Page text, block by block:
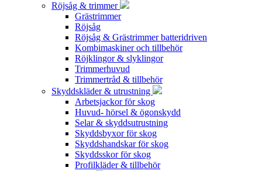
Röjsåg & trimmer
Grästrimmer
Röjsåg
Röjsåg & Grästrimmer batteridriven
Kombimaskiner och tillbehör
Röjklingor & slyklingor
Trimmerhuvud
Trimmertråd & tillbehör
Skyddskläder & utrustning
Arbetsjackor för skog
Huvud- hörsel & ögonskydd
Selar & skyddsutrustning
Skyddsbyxor för skog
Skyddshandskar för skog
Skyddsskor för skog
Profilkläder & tillbehör